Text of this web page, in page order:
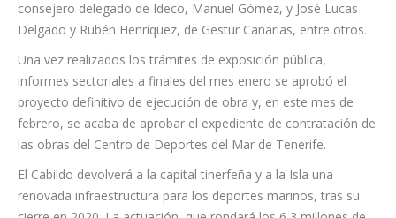
Ayuntamiento de Santa Cruz de Tenerife, Carlos Tarife; la
concejal de Deportes de la capital tinerfeña, Alicia Cebrián; el
consejero delegado de Ideco, Manuel Gómez, y José Lucas
Delgado y Rubén Henríquez, de Gestur Canarias, entre otros.
Una vez realizados los trámites de exposición pública,
informes sectoriales a finales del mes enero se aprobó el
proyecto definitivo de ejecución de obra y, en este mes de
febrero, se acaba de aprobar el expediente de contratación de
las obras del Centro de Deportes del Mar de Tenerife.